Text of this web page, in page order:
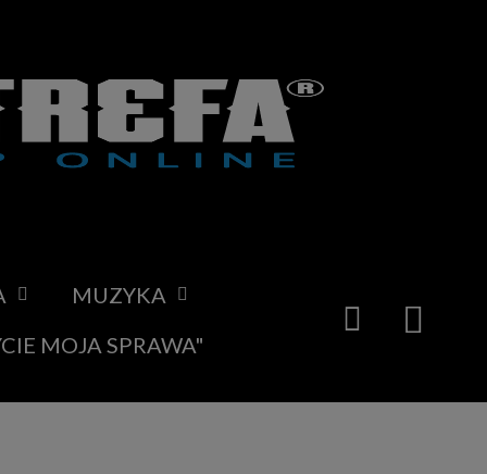
MUZYKA
MOJA SPRAWA"